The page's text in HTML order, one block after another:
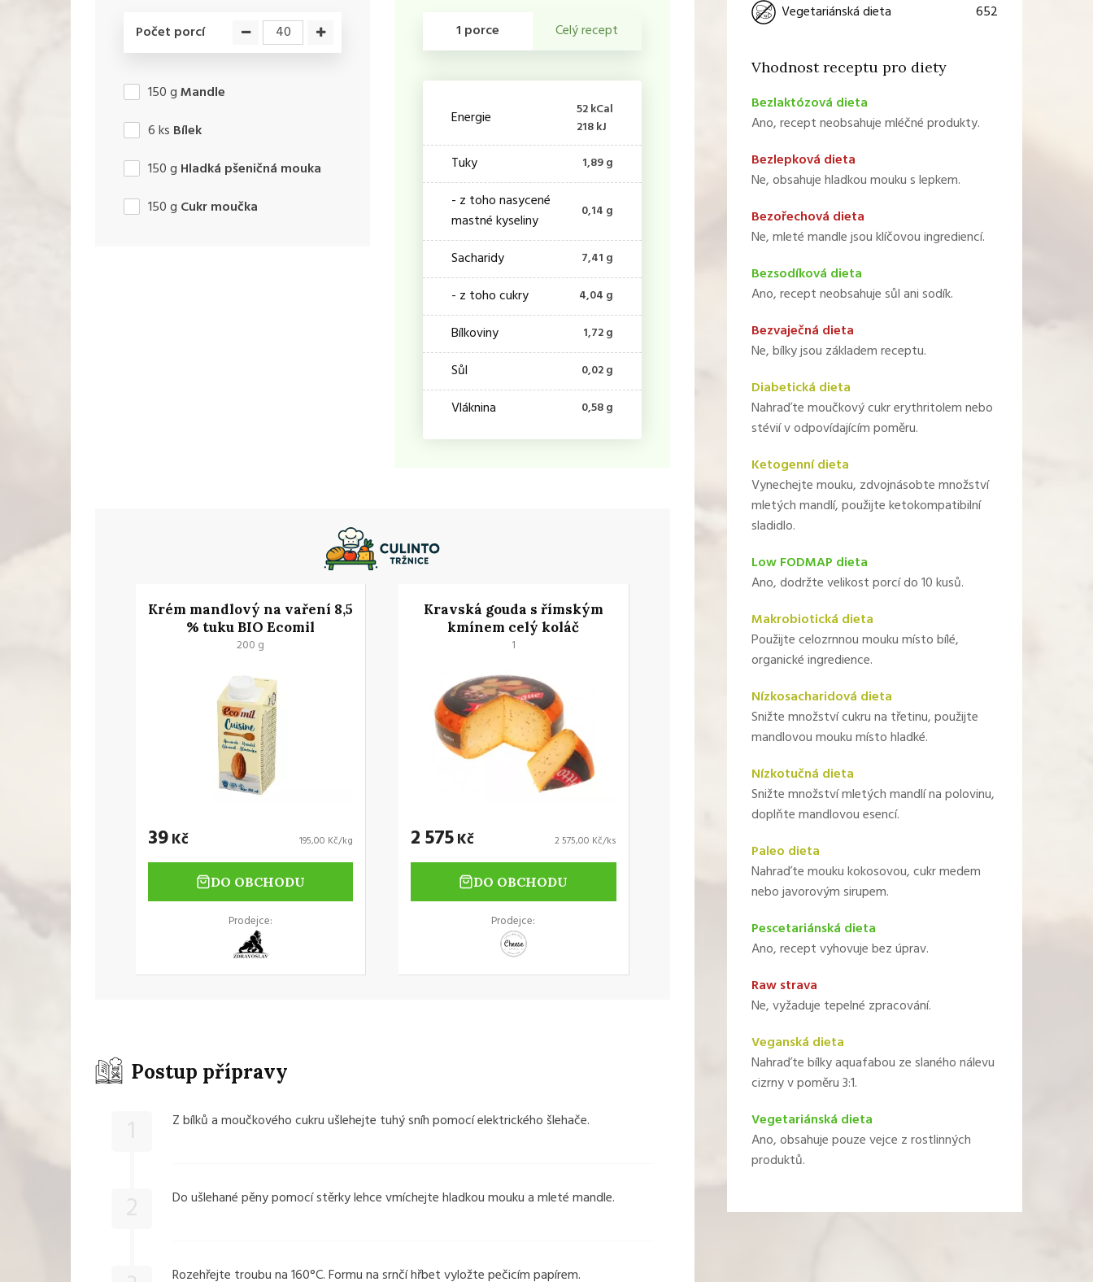
Počet porcí
150gMandle
6ks Bílek
150g Hladká pšeničná mouka
150g Cukr moučka
1 porce Celý recept
Energie
52 kCal
218 kJ
Tuky 1,89 g
- z toho nasycené
mastné kyseliny
0,14 g
Sacharidy 7,41 g
- z toho cukry 4,04 g
Bílkoviny 1,72 g
Sůl 0,02 g
Vláknina 0,58 g
Krém mandlový na vaření 8,5
% tuku BIO Ecomil
200 g
39Kč 195,00 Kč/kg
DO OBCHODU
Prodejce:
Kravská gouda s římským
kmínem celý koláč
1
2 575Kč 2 575,00 Kč/ks
DO OBCHODU
Prodejce:
Postup přípravy
Z bílků a moučkového cukru ušlehejte tuhý sníh pomocí elektrického šlehače.
Do ušlehané pěny pomocí stěrky lehce vmíchejte hladkou mouku a mleté mandle.
Rozehřejte troubu na 160°C. Formu na srnčí hřbet vyložte pečicím papírem.
Vegetariánská dieta
652
Vhodnost receptu pro diety
Bezlaktózová dieta
Ano, recept neobsahuje mléčné produkty.
Bezlepková dieta
Ne, obsahuje hladkou mouku s lepkem.
Bezořechová dieta
Ne, mleté mandle jsou klíčovou ingrediencí.
Bezsodíková dieta
Ano, recept neobsahuje sůl ani sodík.
Bezvaječná dieta
Ne, bílky jsou základem receptu.
Diabetická dieta
Nahraďte moučkový cukr erythritolem nebo
stévií v odpovídajícím poměru.
Ketogenní dieta
Vynechejte mouku, zdvojnásobte množství
mletých mandlí, použijte ketokompatibilní
sladidlo.
Low FODMAP dieta
Ano, dodržte velikost porcí do 10 kusů.
Makrobiotická dieta
Použijte celozrnnou mouku místo bílé,
organické ingredience.
Nízkosacharidová dieta
Snižte množství cukru na třetinu, použijte
mandlovou mouku místo hladké.
Nízkotučná dieta
Snižte množství mletých mandlí na polovinu,
doplňte mandlovou esencí.
Paleo dieta
Nahraďte mouku kokosovou, cukr medem
nebo javorovým sirupem.
Pescetariánská dieta
Ano, recept vyhovuje bez úprav.
Raw strava
Ne, vyžaduje tepelné zpracování.
Veganská dieta
Nahraďte bílky aquafabou ze slaného nálevu
cizrny v poměru 3:1.
Vegetariánská dieta
Ano, obsahuje pouze vejce z rostlinných
produktů.